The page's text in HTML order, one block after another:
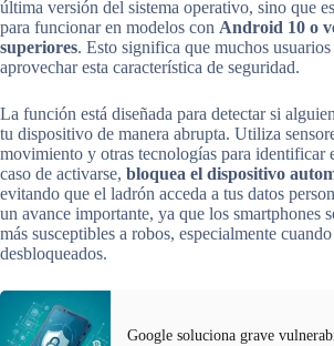
última versión del sistema operativo, sino que
para funcionar en modelos con Android 10 o
superiores. Esto significa que muchos
aprovechar esta característica de seguridad.
La función está diseñada para detectar si
tu dispositivo de manera abrupta. Utiliza
movimiento y otras tecnologías para identificar
caso de activarse, bloquea el dispositivo
evitando que el ladrón acceda a tus datos
un avance importante, ya que los smartphones
más susceptibles a robos, especialmente cuando
desbloqueados.
Google soluciona grave